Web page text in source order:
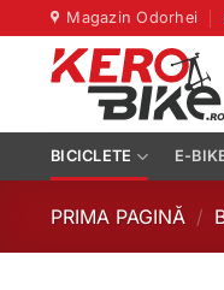
to
content
Magazin Odorhei
BICICLETE E-
PRIMA PAGINĂ /